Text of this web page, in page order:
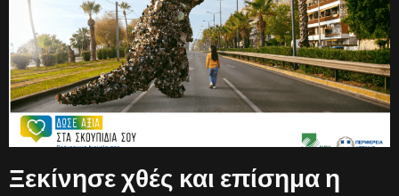
Ξεκίνησε χθές και επίσημα η